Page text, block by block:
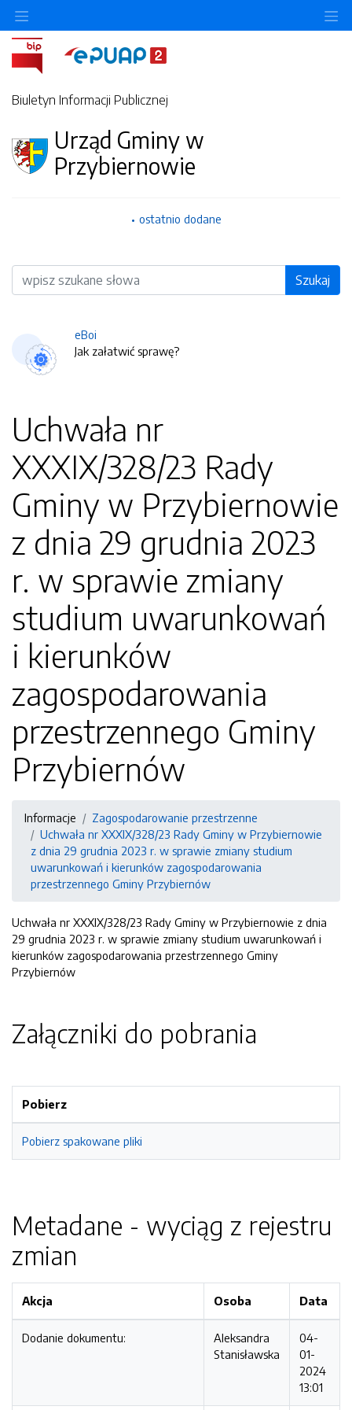
Biuletyn Informacji Publicznej
Urząd Gminy w
Przybiernowie
ostatnio dodane
Wyszukiwarka Szukaj
eBoi
Jak załatwić sprawę?
Uchwała nr
XXXIX/328/23 Rady
Gminy w Przybiernowie
z dnia 29 grudnia 2023
r. w sprawie zmiany
studium uwarunkowań
i kierunków
zagospodarowania
przestrzennego Gminy
Przybiernów
Informacje
Zagospodarowanie przestrzenne
Uchwała nr XXXIX/328/23 Rady Gminy w Przybiernowie
z dnia 29 grudnia 2023 r. w sprawie zmiany studium
uwarunkowań i kierunków zagospodarowania
przestrzennego Gminy Przybiernów
Uchwała nr XXXIX/328/23 Rady Gminy w Przybiernowie z dnia
29 grudnia 2023 r. w sprawie zmiany studium uwarunkowań i
kierunków zagospodarowania przestrzennego Gminy
Przybiernów
Załączniki do pobrania
Pobierz
Pobierz spakowane pliki
Metadane - wyciąg z rejestru
zmian
Akcja Osoba Data
Dodanie dokumentu:
Aleksandra
Stanisławska
04-
01-
2024
13:01